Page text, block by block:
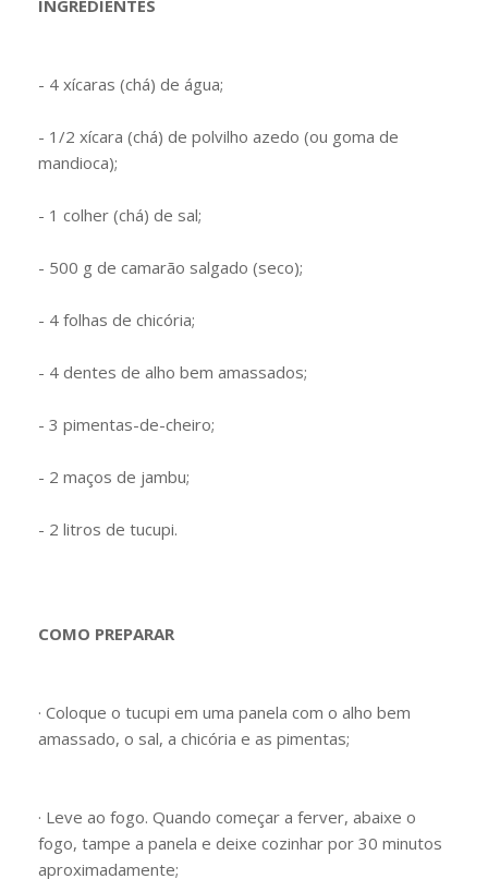
INGREDIENTES
- 4 xícaras (chá) de água;
- 1/2 xícara (chá) de polvilho azedo (ou goma de
mandioca);
- 1 colher (chá) de sal;
- 500 g de camarão salgado (seco);
- 4 folhas de chicória;
- 4 dentes de alho bem amassados;
- 3 pimentas-de-cheiro;
- 2 maços de jambu;
- 2 litros de tucupi.
COMO PREPARAR
· Coloque o tucupi em uma panela com o alho bem
amassado, o sal, a chicória e as pimentas;
· Leve ao fogo. Quando começar a ferver, abaixe o
fogo, tampe a panela e deixe cozinhar por 30 minutos
aproximadamente;